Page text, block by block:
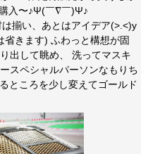
入〜♪Ψ(￣∇￣)Ψ♪
い、あとはアイデア(>.<)y
きます) ふわっと構想が固
出して眺め、 洗ってマスキ
スペシャルパーソンなもりち
ところを少し変えてゴールド